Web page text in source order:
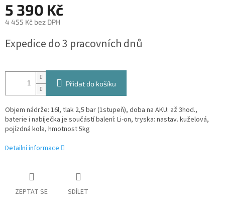
5 390 Kč
4 455 Kč bez DPH
cena:
Expedice do 3 pracovních dnů
Přidat do košíku
Objem nádrže: 16l, tlak 2,5 bar (1stupeň), doba na AKU: až 3hod.,
baterie i nabíječka je součástí balení: Li-on, tryska: nastav. kuželová,
pojízdná kola, hmotnost 5kg
Detailní informace
ZEPTAT SE SDÍLET